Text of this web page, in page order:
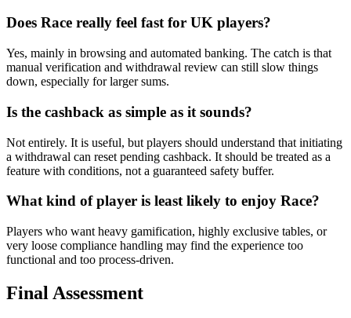
Does Race really feel fast for UK players?
Yes, mainly in browsing and automated banking. The catch is that
manual verification and withdrawal review can still slow things
down, especially for larger sums.
Is the cashback as simple as it sounds?
Not entirely. It is useful, but players should understand that initiating
a withdrawal can reset pending cashback. It should be treated as a
feature with conditions, not a guaranteed safety buffer.
What kind of player is least likely to enjoy Race?
Players who want heavy gamification, highly exclusive tables, or
very loose compliance handling may find the experience too
functional and too process-driven.
Final Assessment